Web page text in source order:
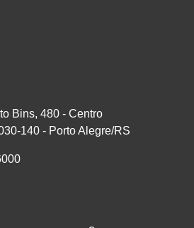
Bins, 480 - Centro
140 - Porto Alegre/RS